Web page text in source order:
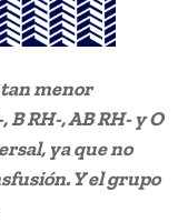
menor
RH-, AB RH- y O
ya que no
Y el grupo